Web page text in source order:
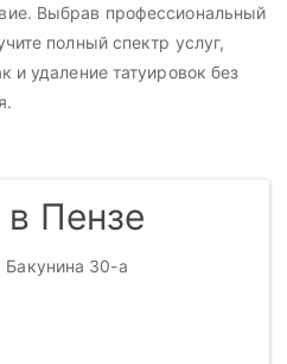
Выбрав профессиональный
полный спектр услуг,
и удаление татуировок без
в Пензе
Бакунина 30-а